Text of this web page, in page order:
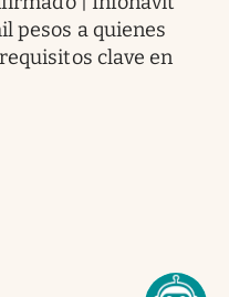
pesos a quienes
clave en